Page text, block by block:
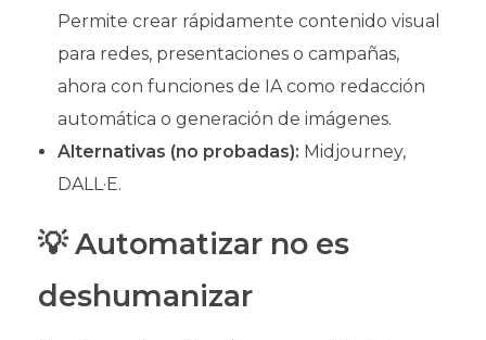
Permite crear rápidamente contenido visual
para redes, presentaciones o campañas,
ahora con funciones de IA como redacción
automática o generación de imágenes.
Alternativas (no probadas): Midjourney,
DALL·E.
💡 Automatizar no es
deshumanizar